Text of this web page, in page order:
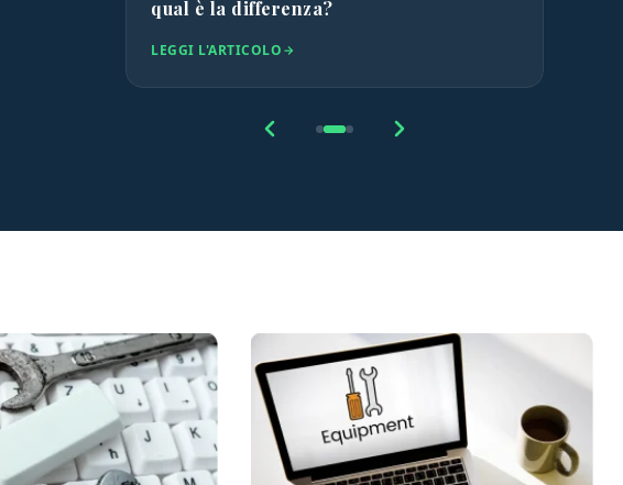
qual è la differenza?
LEGGI L'ARTICOLO